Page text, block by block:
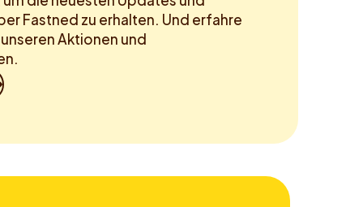
Fastned zu erhalten. Und erfahre
Aktionen und